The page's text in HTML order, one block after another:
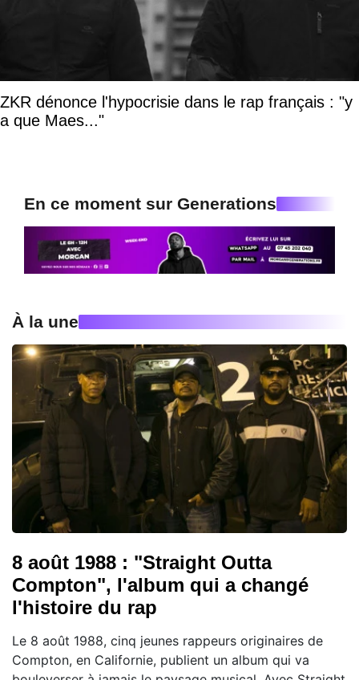
ZKR dénonce l'hypocrisie dans le rap français : "y
a que Maes..."
En ce moment sur Generations
À la une
8 août 1988 : "Straight Outta
Compton", l'album qui a changé
l'histoire du rap
Le 8 août 1988, cinq jeunes rappeurs originaires de
Compton, en Californie, publient un album qui va